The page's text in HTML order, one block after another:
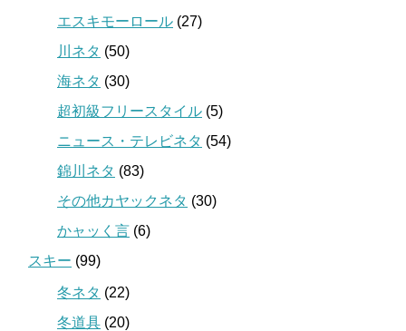
エスキモーロール (27)
川ネタ (50)
海ネタ (30)
超初級フリースタイル (5)
ニュース・テレビネタ (54)
錦川ネタ (83)
その他カヤックネタ (30)
かャッく言 (6)
スキー (99)
冬ネタ (22)
冬道具 (20)